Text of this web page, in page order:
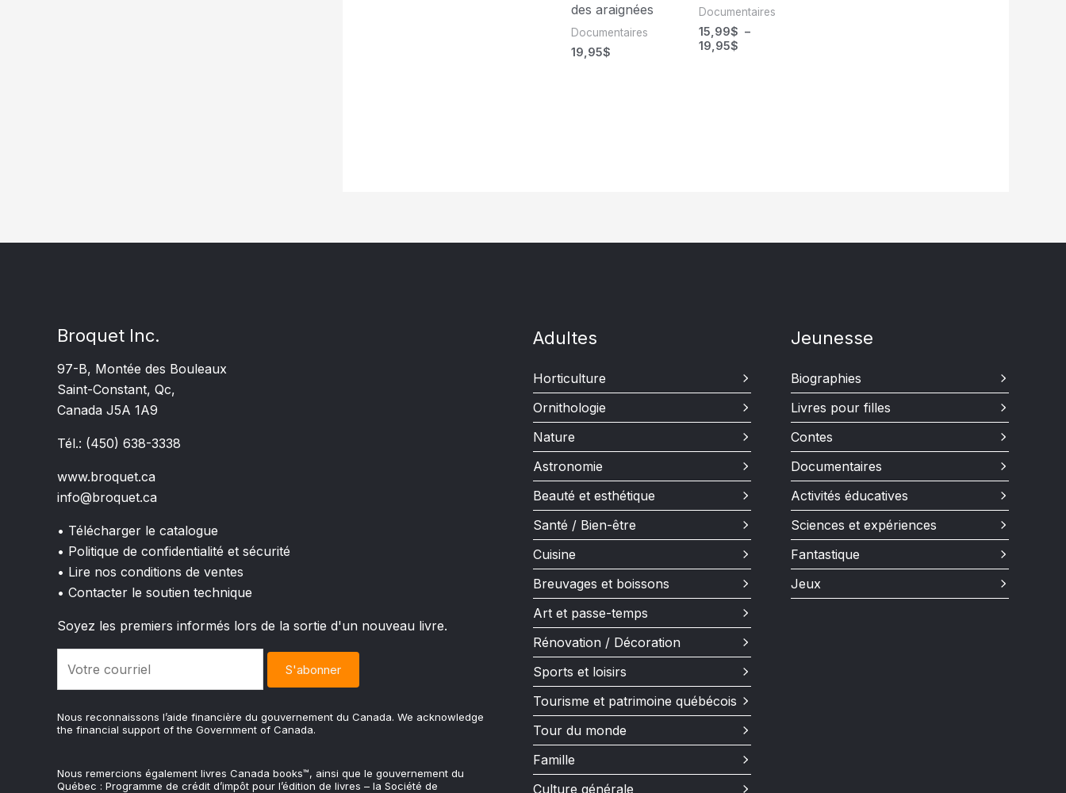
des araignées
Documentaires
19,95$
Documentaires
15,99$ –
19,95$
Broquet Inc.
97-B, Montée des Bouleaux
Saint-Constant, Qc,
Canada J5A 1A9
Tél.: (450) 638-3338
www.broquet.ca
info@broquet.ca
• Télécharger le catalogue
• Politique de confidentialité et sécurité
• Lire nos conditions de ventes
• Contacter le soutien technique
Soyez les premiers informés lors de la sortie d'un nouveau livre.
Nous reconnaissons l’aide financière du gouvernement du Canada. We acknowledge
the financial support of the Government of Canada.
Nous remercions également livres Canada books™, ainsi que le gouvernement du
Québec : Programme de crédit d’impôt pour l’édition de livres – la Société de
Adultes
Horticulture
Ornithologie
Nature
Astronomie
Beauté et esthétique
Santé / Bien-être
Cuisine
Breuvages et boissons
Art et passe-temps
Rénovation / Décoration
Sports et loisirs
Tourisme et patrimoine québécois
Tour du monde
Famille
Culture générale
Jeunesse
Biographies
Livres pour filles
Contes
Documentaires
Activités éducatives
Sciences et expériences
Fantastique
Jeux